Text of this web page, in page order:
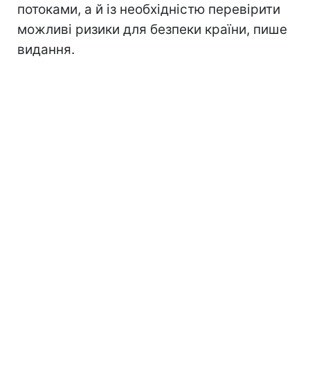
потоками, а й із необхідністю перевірити
можливі ризики для безпеки країни, пише
видання.